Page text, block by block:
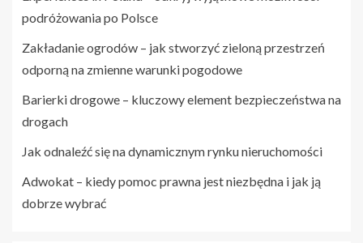
podróżowania po Polsce
Zakładanie ogrodów – jak stworzyć zieloną przestrzeń
odporną na zmienne warunki pogodowe
Barierki drogowe – kluczowy element bezpieczeństwa na
drogach
Jak odnaleźć się na dynamicznym rynku nieruchomości
Adwokat – kiedy pomoc prawna jest niezbędna i jak ją
dobrze wybrać